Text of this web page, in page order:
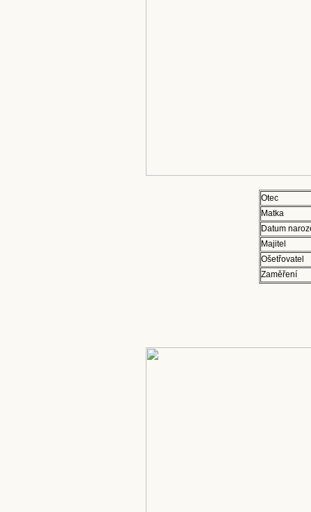
Otec
Matka
Datum
Majitel
Ošetřovatel
Zaměření